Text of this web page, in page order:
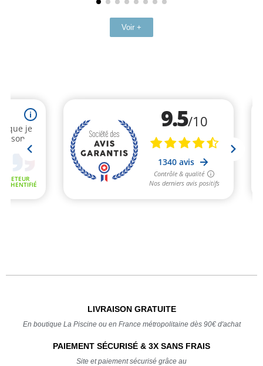
Voir +
LIVRAISON GRATUITE
En boutique La Piscine ou en France métropolitaine dès 90€ d'achat
PAIEMENT SÉCURISÉ & 3X SANS FRAIS
Site et paiement sécurisé grâce au